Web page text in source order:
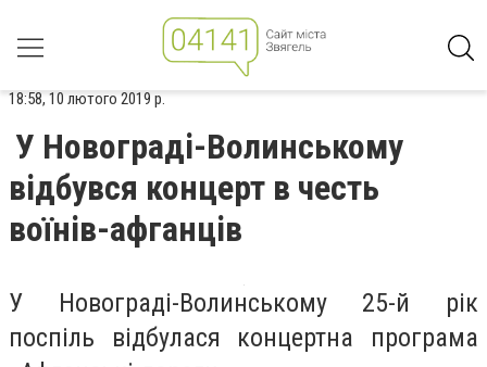
18:58, 10 лютого 2019 р.
У Новограді-Волинському
відбувся концерт в честь
воїнів-афганців
У Новограді-Волинському 25-й рік
поспіль відбулася концертна програма